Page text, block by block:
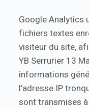
Google Analytics
fichiers textes
visiteur du site,
YB Serrurier 13
informations
l’adresse IP
sont transmises